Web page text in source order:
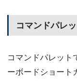
コマンドパレ
コマンドパレット
ーボードショート